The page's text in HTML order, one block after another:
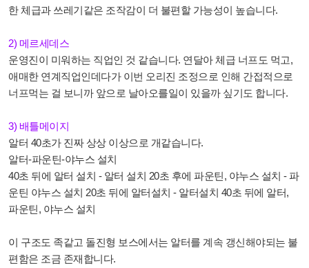
한 체급과 쓰레기같은 조작감이 더 불편할 가능성이 높습니다.
2) 메르세데스
운영진이 미워하는 직업인 것 같습니다. 연달아 체급 너프도 먹고,
애매한 연계직업인데다가 이번 오리진 조정으로 인해 간접적으로
너프먹는 걸 보니까 앞으로 날아오를일이 있을까 싶기도 합니다.
3) 배틀메이지
알터 40초가 진짜 상상 이상으로 개같습니다.
알터-파운틴-야누스 설치
40초 뒤에 알터 설치 - 알터 설치 20초 후에 파운틴, 야누스 설치 - 파
운틴 야누스 설치 20초 뒤에 알터설치 - 알터설치 40초 뒤에 알터,
파운틴, 야누스 설치
이 구조도 족같고 돌진형 보스에서는 알터를 계속 갱신해야되는 불
편함은 조금 존재합니다.